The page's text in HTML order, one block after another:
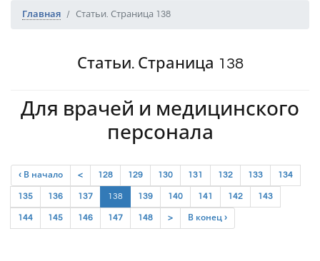
Главная Статьи. Страница 138
Статьи. Страница 138
Для врачей и медицинского
персонала
‹ В начало < 128 129 130 131 132 133 134
135 136 137 138 (current)
139 140 141 142 143
144 145 146 147 148 > В конец ›